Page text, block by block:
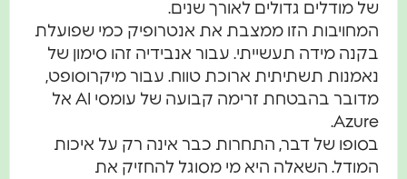
של מודלים גדולים לאורך שנים.
המחויבות הזו ממצבת את אנטרופיק כמי שפועלת
בקנה מידה תעשייתי. עבור אנבידיה זהו סימון של
נאמנות תשתיתית ארוכת טווח. עבור מיקרוסופט,
מדובר בהבטחת זרימה קבועה של עומסי AI אל
Azure.
בסופו של דבר, התחרות כבר אינה רק על איכות
המודל. השאלה היא מי מסוגל להחזיק את